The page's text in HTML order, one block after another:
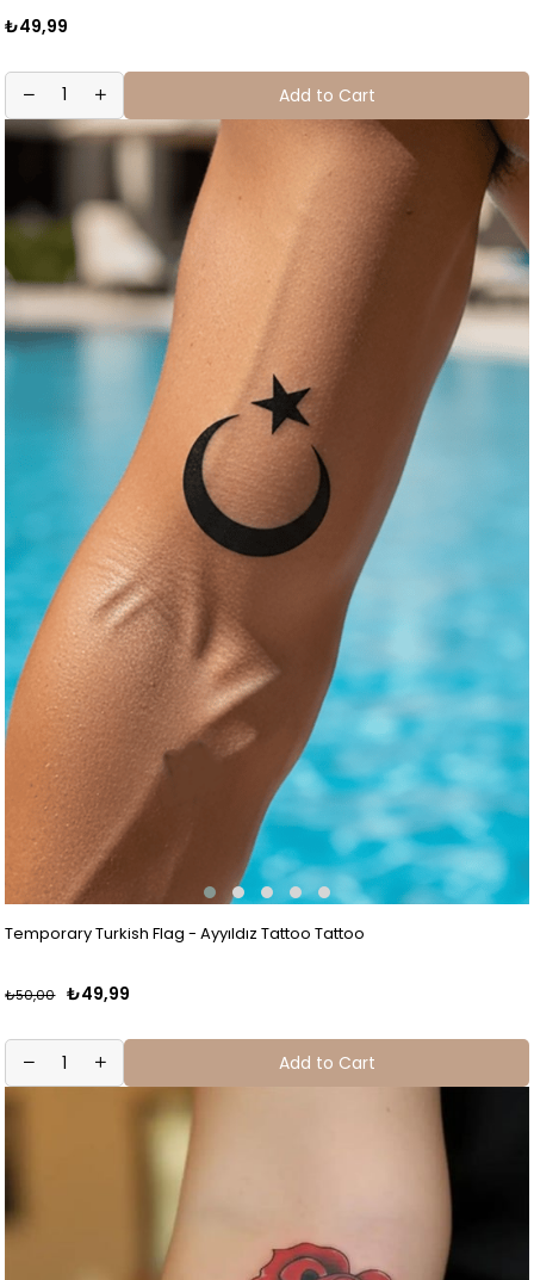
₺49,99
Add to Cart
Temporary Turkish Flag - Ayyıldız Tattoo Tattoo
₺50,00 ₺49,99
Add to Cart